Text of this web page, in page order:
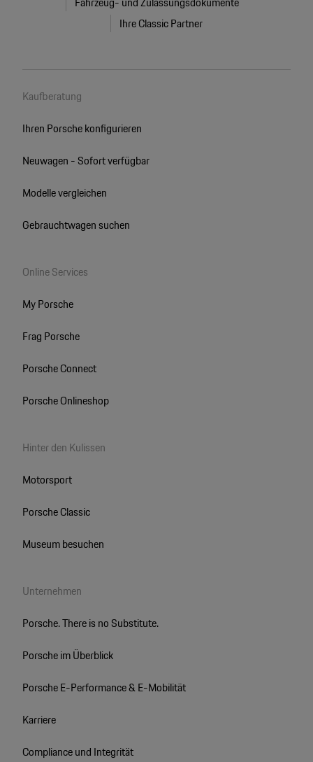
Ihre Classic Partner
Kaufberatung
Ihren Porsche konfigurieren
Neuwagen - Sofort verfügbar
Modelle vergleichen
Gebrauchtwagen suchen
Online Services
My Porsche
Frag Porsche
Porsche Connect
Porsche Onlineshop
Hinter den Kulissen
Motorsport
Porsche Classic
Museum besuchen
Unternehmen
Porsche. There is no Substitute.
Porsche im Überblick
Porsche E-Performance & E-Mobilität
Karriere
Compliance und Integrität